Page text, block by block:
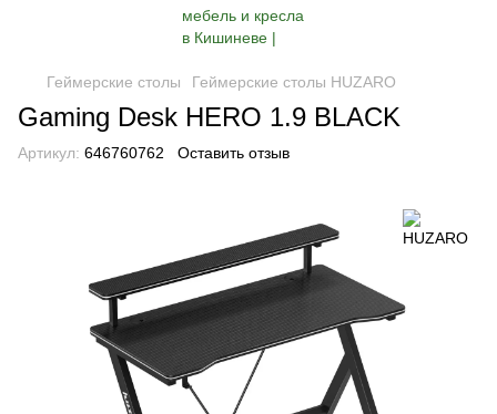
Геймерские столы Геймерские столы HUZARO
Gaming Desk HERO 1.9 BLACK
Артикул: 646760762 Оставить отзыв